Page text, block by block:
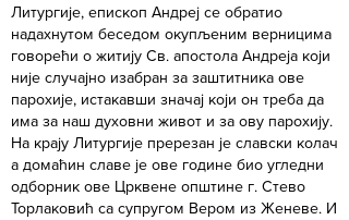
Литургије, епископ Андреј се обратио
надахнутом беседом окупљеним верницима
говорећи о житију Св. апостола Андреја који
није случајно изабран за заштитника ове
парохије, истакавши значај који он треба да
има за наш духовни живот и за ову парохију.
На крају Литургије пререзан је славски колач
а домаћин славе је ове године био угледни
одборник ове Црквене општине г. Стево
Торлаковић са супругом Вером из Женеве. И